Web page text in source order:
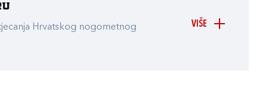
VIŠE
Hrvatskog nogometnog